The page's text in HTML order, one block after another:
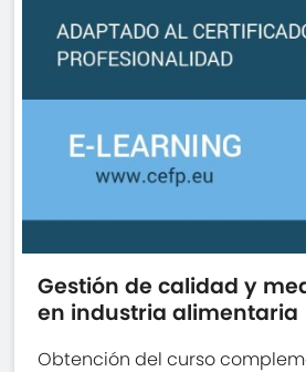
Gestión de calidad y
en industria alimentaria
Obtención del curso